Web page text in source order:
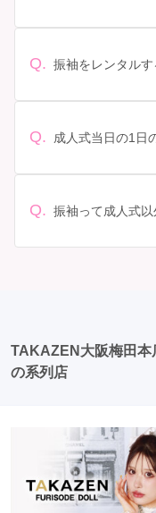
があります。 サイ
イズ調整をお願い
ンタル料金に含まれ
っかり確認してお
しょう。
Q. 振袖をレンタル
されています。 高
袖でプランをご確
Q. 成人式当日の1日
人式: 一般的に午前
を確認しましょう
Q. 振袖って成人式
TAKAZEN大阪梅田本
の系列店